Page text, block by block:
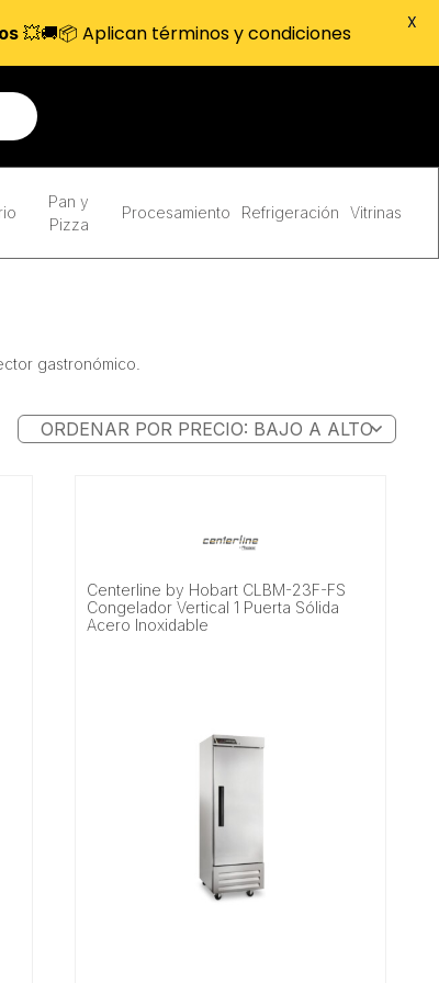
Pan y
Pizza
Procesamiento Refrigeración Vitrinas
gastronómico.
Centerline by Hobart CLBM-23F-FS
Congelador Vertical 1 Puerta Sólida
Acero Inoxidable
💥🚚📦 Aplican términos y condiciones X